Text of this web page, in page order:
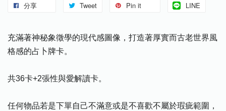
分享 Tweet Pin it LINE
充滿著神秘象徵學的現代感圖像，打造著厚實而古老世界風
格感的占卜牌卡。
共36卡+2張性與愛解讀卡。
任何物品若是下單自己不滿意或是不喜歡不屬於瑕疵範圍，